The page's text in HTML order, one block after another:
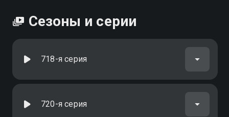
Сезоны и серии
718-я серия
720-я серия